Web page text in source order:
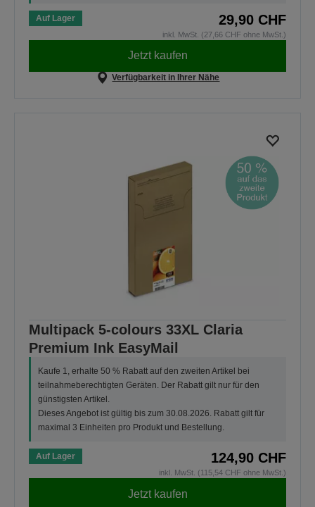
Auf Lager 29,90 CHF
inkl. MwSt. (27,66 CHF ohne MwSt.)
Jetzt kaufen
Verfügbarkeit in Ihrer Nähe
Multipack 5-colours 33XL Claria
Premium Ink EasyMail
Kaufe 1, erhalte 50 % Rabatt auf den zweiten Artikel bei
teilnahmeberechtigten Geräten. Der Rabatt gilt nur für den
günstigsten Artikel.
Dieses Angebot ist gültig bis zum 30.08.2026. Rabatt gilt für
maximal 3 Einheiten pro Produkt und Bestellung.
Auf Lager 124,90 CHF
inkl. MwSt. (115,54 CHF ohne MwSt.)
Jetzt kaufen